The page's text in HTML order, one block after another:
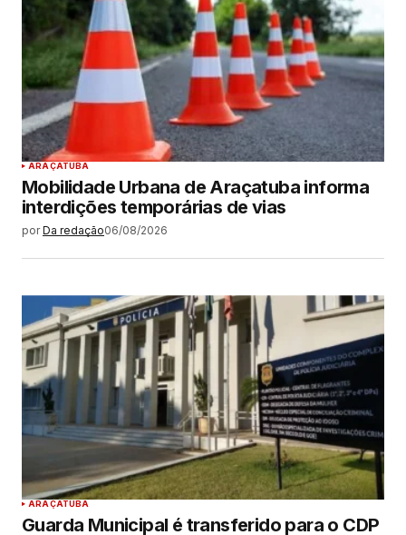
ARAÇATUBA
Mobilidade Urbana de Araçatuba informa
interdições temporárias de vias
por Da redação06/08/2026
ARAÇATUBA
Guarda Municipal é transferido para o CDP